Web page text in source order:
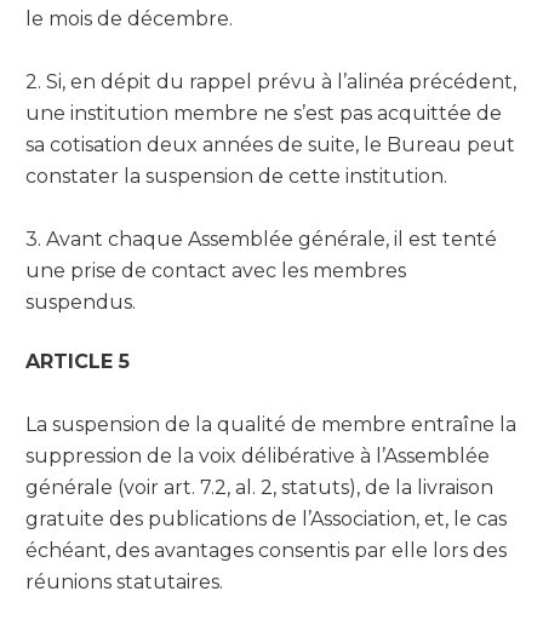
le mois de décembre.
2. Si, en dépit du rappel prévu à l’alinéa précédent,
une institution membre ne s’est pas acquittée de
sa cotisation deux années de suite, le Bureau peut
constater la suspension de cette institution.
3. Avant chaque Assemblée générale, il est tenté
une prise de contact avec les membres
suspendus.
ARTICLE 5
La suspension de la qualité de membre entraîne la
suppression de la voix délibérative à l’Assemblée
générale (voir art. 7.2, al. 2, statuts), de la livraison
gratuite des publications de l’Association, et, le cas
échéant, des avantages consentis par elle lors des
réunions statutaires.